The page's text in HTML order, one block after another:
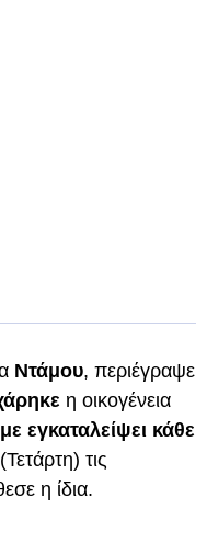
Ντάμου, περιέγραψε
η οικογένεια
εγκαταλείψει κάθε
τις
η ίδια.